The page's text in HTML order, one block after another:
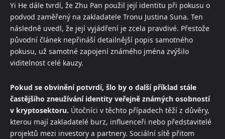
Yi He dále tvrdí, že Zhu Pan použil její identitu při pokusu o
podvod zaměřený na zakladatele Tronu Justina Suna. Ten
následně uvedl, že její vyjádření je zcela pravdivé. Přestože
původní článek nepřináší detailnější popis samotného
pokusu, už samotné zapojení známého jména zvýšilo
viditelnost celé kauzy.
Pokud se obvinění potvrdí, šlo by o další příklad stále
častějšího zneužívání identity veřejně známých osobností
v kryptosektoru. Útočníci v těchto případech těží z důvěry,
kterou mají zakladatelé burz, influenceři nebo představitelé
projektů mezi investory a partnery. Sociální sítě přitom